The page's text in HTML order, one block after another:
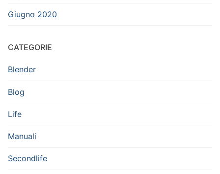
Giugno 2020
CATEGORIE
Blender
Blog
Life
Manuali
Secondlife